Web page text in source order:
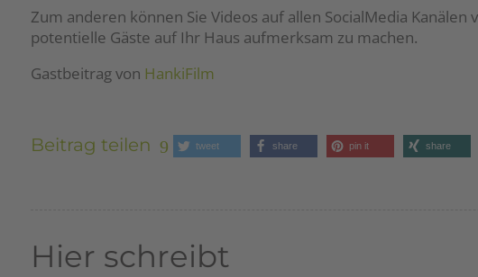
Zum anderen können Sie Videos auf allen SocialMedia
potentielle Gäste auf Ihr Haus aufmerksam zu machen.
Gastbeitrag von HankiFilm
Beitrag teilen tweet share pin it share
Hier schreibt